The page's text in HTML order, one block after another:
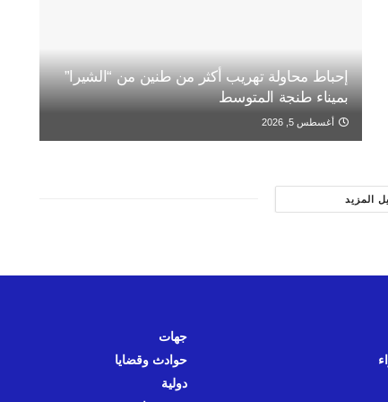
إحباط محاولة تهريب أكثر من طنين من “الشيرا”
بميناء طنجة المتوسط
أغسطس 5, 2026
المزيد
جهات
حوادث وقضايا
دولية